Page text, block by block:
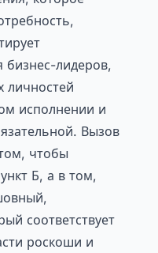
бизнес-лидеров,
личностей
исполнении и
Вызов
чтобы
Б, а в том,
соответствует
роскоши и